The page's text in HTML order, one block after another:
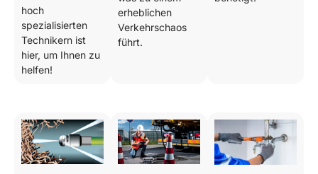
hoch
spezialisierten
Technikern ist
hier, um Ihnen zu
helfen!
erheblichen
Verkehrschaos
führt.